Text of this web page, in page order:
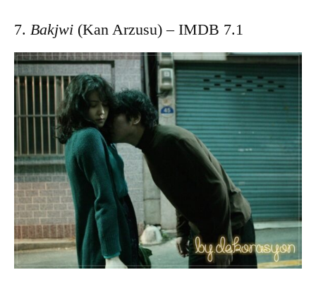
7. Bakjwi (Kan Arzusu) – IMDB 7.1